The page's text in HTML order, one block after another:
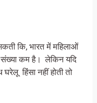
कि, भारत में महिलाओं
संख्या कम है। लेकिन यदि
हिंसा नहीं होती तो